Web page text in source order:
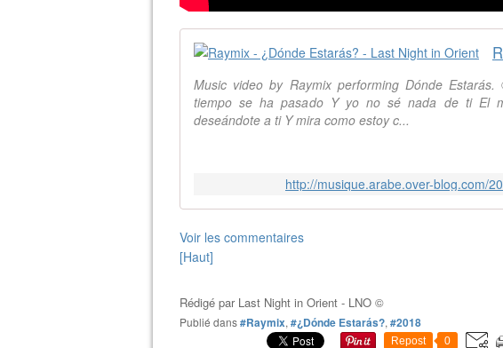
Music video by Raymix performing Dónde
tiempo se ha pasado Y yo no sé nada de ti El
deseándote a ti Y mira como estoy c...
http://musique.arabe.over-blog.com/
Voir les commentaires
[Haut]
Rédigé par Last Night in Orient - LNO ©
Publié dans#Raymix, #¿Dónde Estarás?, #2018
Repost 0